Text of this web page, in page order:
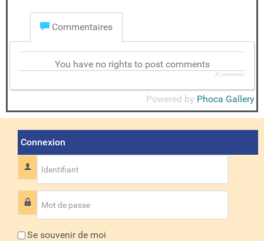
Commentaires
You have no rights to post comments
JComments
Powered by Phoca Gallery
Connexion
Identifiant
Mot de passe
Se souvenir de moi